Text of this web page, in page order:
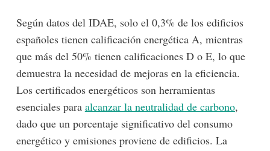
Según datos del IDAE, solo el 0,3% de los edificios
españoles tienen calificación energética A, mientras
que más del 50% tienen calificaciones D o E, lo que
demuestra la necesidad de mejoras en la eficiencia.
Los certificados energéticos son herramientas
esenciales para alcanzar la neutralidad de carbono,
dado que un porcentaje significativo del consumo
energético y emisiones proviene de edificios. La